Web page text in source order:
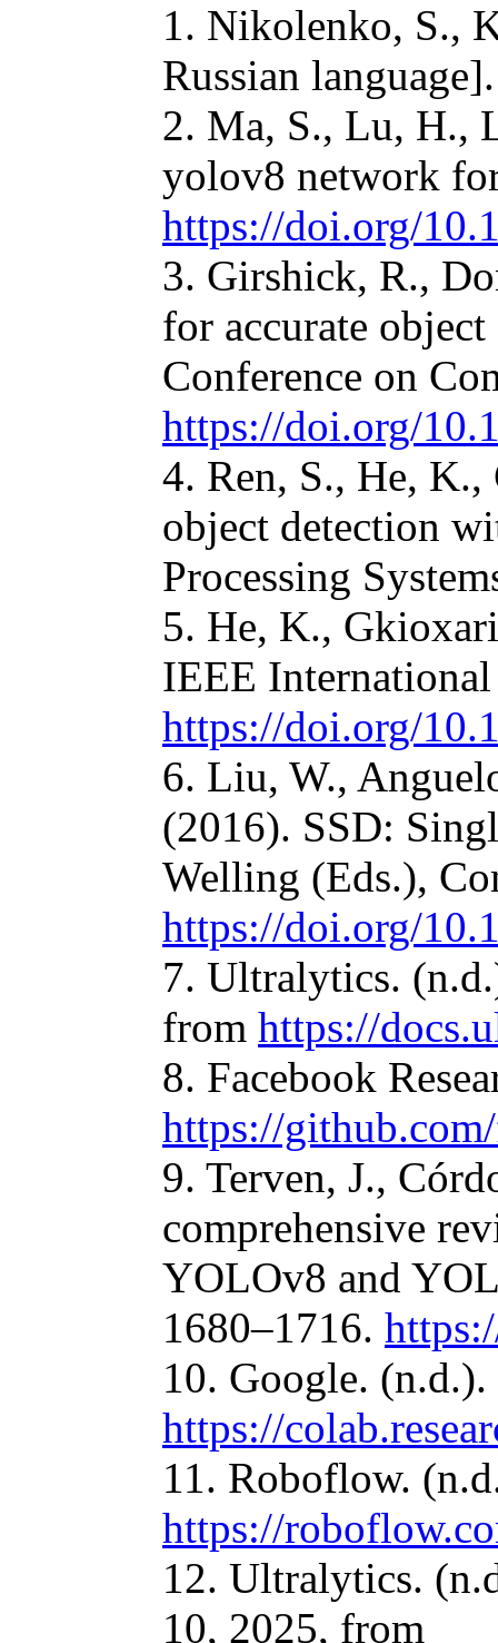
1. Nikolenko, S.,
Russian
2. Ma, S., Lu, H.,
yolov8 network
https://doi.org/
3. Girshick, R.,
for accurate
Conference on
https://doi.org/
4. Ren, S., He,
object detection
Processing
5. He, K.,
IEEE
https://doi.org/
6. Liu, W.,
(2016). SSD:
Welling (Eds.),
https://doi.org/
7. Ultralytics.
from https://
8. Facebook
https://
9. Terven, J.,
comprehensive
YOLOv8 and
1680–1716.
10. Google.
https://
11. Roboflow.
https://
12. Ultralytics.
10, 2025, from